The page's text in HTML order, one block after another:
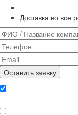
Доставка во все